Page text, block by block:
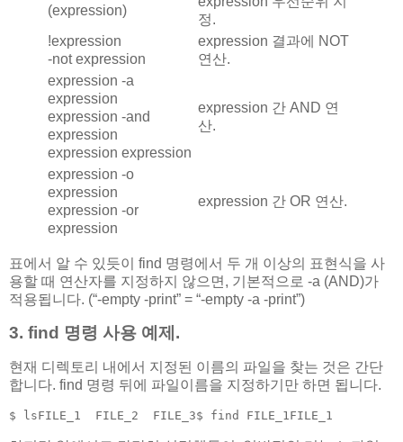
(expression)
정.
!expression
-not expression
expression 결과에 NOT
연산.
expression -a
expression
expression -and
expression
expression expression
expression 간 AND 연
산.
expression -o
expression
expression -or
expression
expression 간 OR 연산.
표에서 알 수 있듯이 find 명령에서 두 개 이상의 표현식을 사
용할 때 연산자를 지정하지 않으면, 기본적으로 -a (AND)가
적용됩니다. (“-empty -print” = “-empty -a -print”)
3. find 명령 사용 예제.
현재 디렉토리 내에서 지정된 이름의 파일을 찾는 것은 간단
합니다. find 명령 뒤에 파일이름을 지정하기만 하면 됩니다.
$ lsFILE_1  FILE_2  FILE_3$ find FILE_1FILE_1